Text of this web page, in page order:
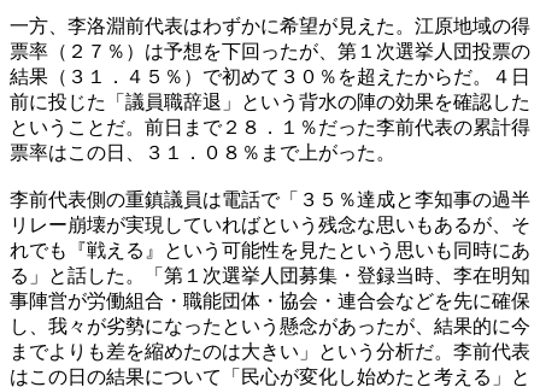
一方、李洛淵前代表はわずかに希望が見えた。江原地域の得
票率（２７％）は予想を下回ったが、第１次選挙人団投票の
結果（３１．４５％）で初めて３０％を超えたからだ。４日
前に投じた「議員職辞退」という背水の陣の効果を確認した
ということだ。前日まで２８．１％だった李前代表の累計得
票率はこの日、３１．０８％まで上がった。
李前代表側の重鎮議員は電話で「３５％達成と李知事の過半
リレー崩壊が実現していればという残念な思いもあるが、そ
れでも『戦える』という可能性を見たという思いも同時にあ
る」と話した。「第１次選挙人団募集・登録当時、李在明知
事陣営が労働組合・職能団体・協会・連合会などを先に確保
し、我々が劣勢になったという懸念があったが、結果的に今
までよりも差を縮めたのは大きい」という分析だ。李前代表
はこの日の結果について「民心が変化し始めたと考える」と